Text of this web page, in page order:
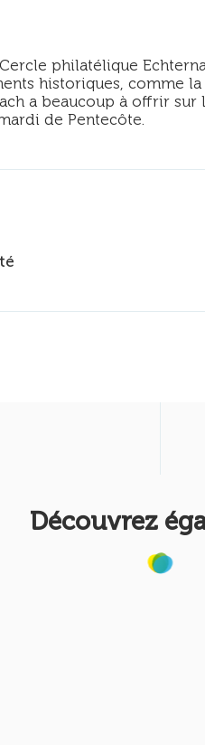
philatélique
historiques, comme
a beaucoup à offrir
de Pentecôte.
Découvrez